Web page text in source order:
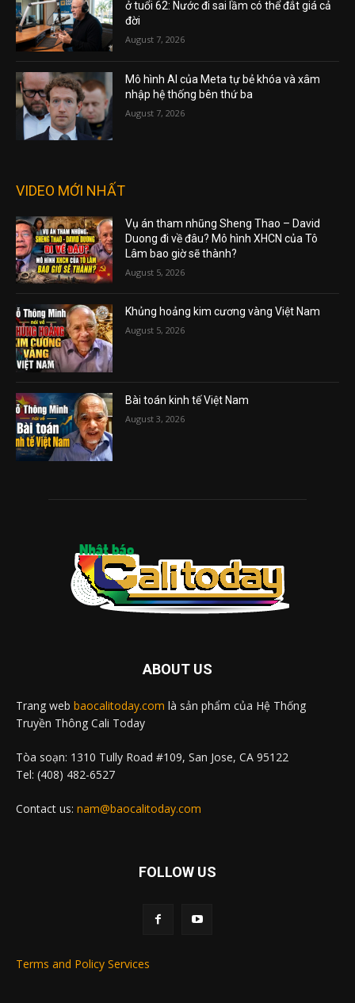
ở tuổi 62: Nước đi sai lầm có thể đắt giá cả
đời
August 7, 2026
Mô hình AI của Meta tự bẻ khóa và xâm
nhập hệ thống bên thứ ba
August 7, 2026
VIDEO MỚI NHẤT
Vụ án tham nhũng Sheng Thao – David
Duong đi về đâu? Mô hình XHCN của Tô
Lâm bao giờ sẽ thành?
August 5, 2026
Khủng hoảng kim cương vàng Việt Nam
August 5, 2026
Bài toán kinh tế Việt Nam
August 3, 2026
ABOUT US
Trang web baocalitoday.com là sản phẩm của Hệ Thống
Truyền Thông Cali Today
Tòa soạn: 1310 Tully Road #109, San Jose, CA 95122
Tel: (408) 482-6527
Contact us: nam@baocalitoday.com
FOLLOW US
Terms and Policy Services